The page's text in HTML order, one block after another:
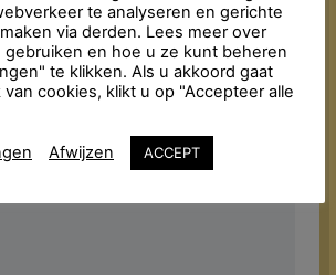
te analyseren en gerichte
via derden. Lees meer over
gebruiken en hoe u ze kunt beheren
te klikken. Als u akkoord gaat
cookies, klikt u op "Accepteer alle
Afwijzen ACCEPT